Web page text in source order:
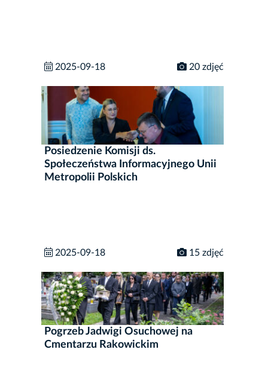
2025-09-18 20 zdjęć
Posiedzenie Komisji ds.
Społeczeństwa Informacyjnego Unii
Metropolii Polskich
2025-09-18 15 zdjęć
Pogrzeb Jadwigi Osuchowej na
Cmentarzu Rakowickim